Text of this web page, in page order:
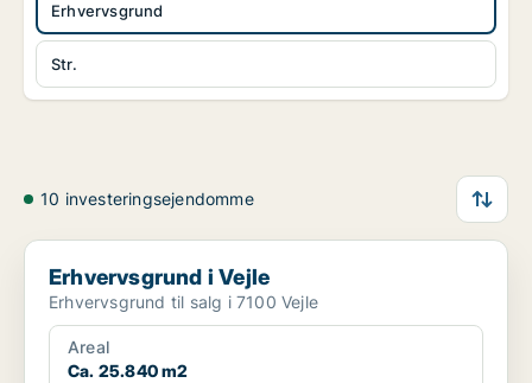
Erhvervsgrund
Str.
10 investeringsejendomme
Erhvervsgrund i Vejle
Erhvervsgrund i Vejle
Erhvervsgrund til salg i 7100 Vejle
Areal
Ca. 25.840 m2